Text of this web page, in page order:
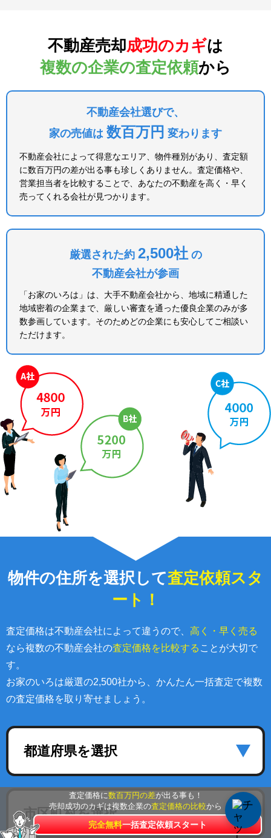
不動産売却成功のカギは
複数の企業の査定依頼から
不動産会社選びで、
家の売値は 数百万円 変わります
不動産会社によって得意なエリア、物件種別があり、査定額
に数百万円の差が出る事も珍しくありません。査定価格や、
営業担当者を比較することで、あなたの不動産を高く・早く
売ってくれる会社が見つかります。
厳選された約 2,500社 の
不動産会社が参画
「お家のいろは」は、大手不動産会社から、地域に精通した
地域密着の企業まで、厳しい審査を通った優良企業のみが多
数参画しています。そのためどの企業にも安心してご相談い
ただけます。
物件の住所を選択して査定依頼スタ
ート！
査定価格は不動産会社によって違うので、 高く・早く売る
なら複数の不動産会社の査定価格を比較する ことが大切で
す。
お家のいろは厳選の2,500社から、かんたん一括査定で複数
の査定価格を取り寄せましょう。
都道府県を選択
市区町村を選択
査定価格に数百万円の差が出る事も！
売却成功のカギは複数企業の査定価格の比較から
完全無料一括査定依頼スタート